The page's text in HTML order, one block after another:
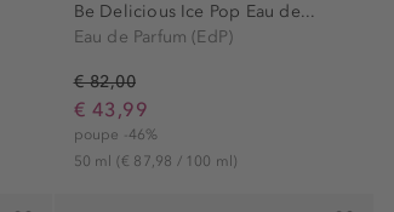
Be Delicious Ice Pop Eau de...
Eau de Parfum (EdP)
€ 82,00
€ 43,99
poupe -46%
50 ml (€ 87,98 / 100 ml)